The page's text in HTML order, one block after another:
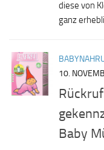
diese von
ganz
10.
Baby